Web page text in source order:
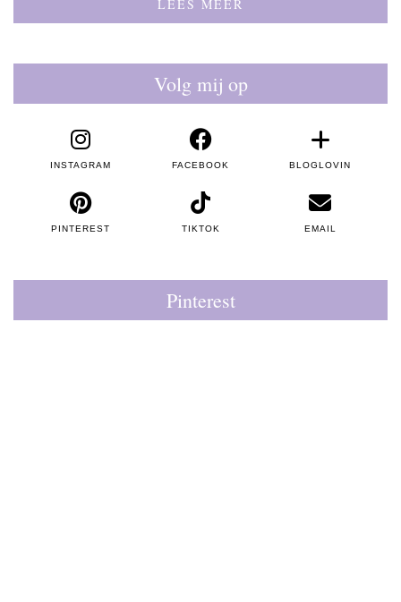
LEES MEER
Volg mij op
INSTAGRAM FACEBOOK BLOGLOVIN
PINTEREST TIKTOK EMAIL
Pinterest